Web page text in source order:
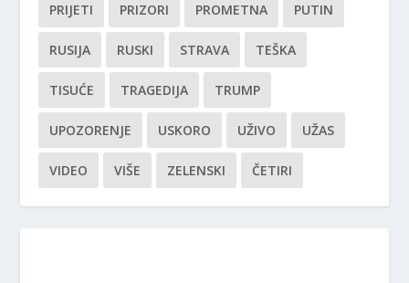
PRIJETI PRIZORI PROMETNA PUTIN
RUSIJA RUSKI STRAVA TEŠKA
TISUĆE TRAGEDIJA TRUMP
UPOZORENJE USKORO UŽIVO UŽAS
VIDEO VIŠE ZELENSKI ČETIRI